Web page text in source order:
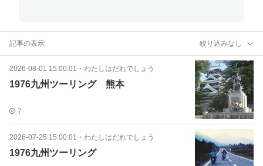
記事の表示 絞り込みなし
2026-08-01 15:00:01 ・ わたしはだれでしょう
1976九州ツーリング 熊本
7
2026-07-25 15:00:01 ・ わたしはだれでしょう
1976九州ツーリング